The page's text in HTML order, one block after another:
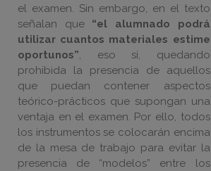
el examen. Sin embargo, en el texto
señalan que “el alumnado podrá
utilizar cuantos materiales estime
oportunos”, eso sí, quedando
prohibida la presencia de aquellos
que puedan contener aspectos
teórico-prácticos que supongan una
ventaja en el examen. Por ello, todos
los instrumentos se colocarán encima
de la mesa de trabajo para evitar la
presencia de “modelos” entre los